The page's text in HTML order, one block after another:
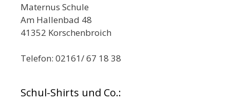
Maternus Schule
Am Hallenbad 48
41352 Korschenbroich
Telefon: 02161/ 67 18 38
Schul-Shirts und Co.: